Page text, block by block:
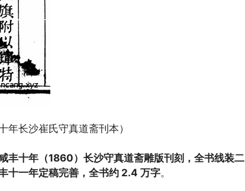
年长沙崔氏守真道斋刊本）
丰十年（1860）长沙守真道斋雕版刊刻，全书线装二
十一年定稿完善，全书约 2.4 万字。